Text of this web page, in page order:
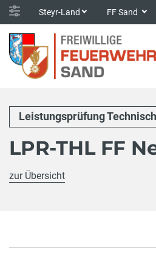
Steyr-Land FF Sand
Leistungsprüfung
LPR-THL FF
zur Übersicht